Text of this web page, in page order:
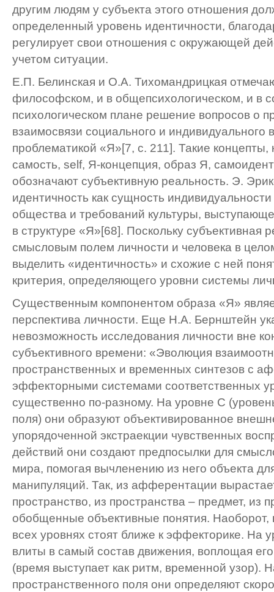
другим людям у субъекта этого отношения
определенный уровень идентичности,
регулирует свои отношения с окружающей
учетом ситуации.
Е.П. Белинская и О.А. Тихомандрицкая
философском, и в общепсихологическом, и в
психологическом плане решение вопросов о
взаимосвязи социального и индивидуального
проблематикой «Я»[7, с. 211]. Такие
самость, self, Я-концепция, образ Я,
обозначают субъективную реальность. Э.
идентичность как сущность индивидуальности
общества и требований культуры,
в структуре «Я»[68]. Поскольку субъективная
смысловым полем личности и человека в
выделить «идентичность» и схожие с ней
критерия, определяющего уровни системы
Существенным компонентом образа «Я»
перспектива личности. Еще Н.А. Бернштейн
невозможность исследования личности вне
субъективного времени: «Эволюция
пространственных и временных синтезов с
эффекторными системами соответственных
существенно по-разному. На уровне С
поля) они образуют объективированное
упорядоченной экстраекции чувственных
действий они создают предпосылки для
мира, помогая вычленению из него объекта
манипуляций. Так, из афферентации
пространство, из пространства – предмет, из
обобщенные объективные понятия.
всех уровнях стоят ближе к эффекторике. На
влиты в самый состав движения, воплощая
(время выступает как ритм, временной узор).
пространственного поля они определяют